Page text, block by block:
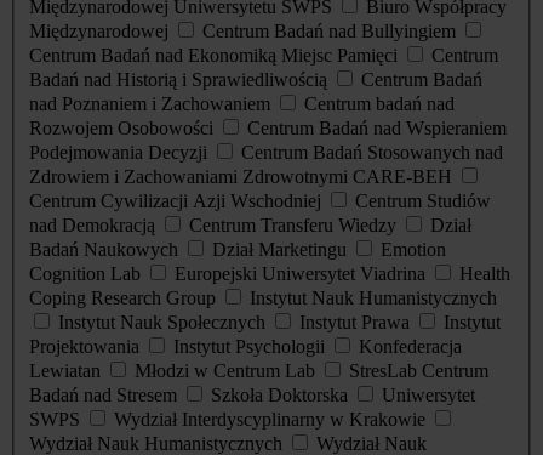
Międzynarodowej Uniwersytetu SWPS
Biuro Współpracy
Międzynarodowej
Centrum Badań nad Bullyingiem
Centrum Badań nad Ekonomiką Miejsc Pamięci
Centrum
Badań nad Historią i Sprawiedliwością
Centrum Badań
nad Poznaniem i Zachowaniem
Centrum badań nad
Rozwojem Osobowości
Centrum Badań nad Wspieraniem
Podejmowania Decyzji
Centrum Badań Stosowanych nad
Zdrowiem i Zachowaniami Zdrowotnymi CARE-BEH
Centrum Cywilizacji Azji Wschodniej
Centrum Studiów
nad Demokracją
Centrum Transferu Wiedzy
Dział
Badań Naukowych
Dział Marketingu
Emotion
Cognition Lab
Europejski Uniwersytet Viadrina
Health
Coping Research Group
Instytut Nauk Humanistycznych
Instytut Nauk Społecznych
Instytut Prawa
Instytut
Projektowania
Instytut Psychologii
Konfederacja
Lewiatan
Młodzi w Centrum Lab
StresLab Centrum
Badań nad Stresem
Szkoła Doktorska
Uniwersytet
SWPS
Wydział Interdyscyplinarny w Krakowie
Wydział Nauk Humanistycznych
Wydział Nauk